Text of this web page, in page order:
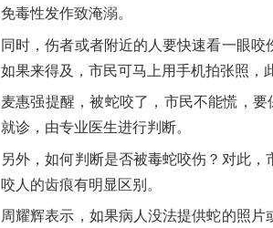
免毒性发作致淹溺。
同时，伤者或者附近的人要快速看一眼
如果来得及，市民可马上用手机拍张照
麦惠强提醒，被蛇咬了，市民不能慌，
就诊，由专业医生进行判断。
另外，如何判断是否被毒蛇咬伤？对此
咬人的齿痕有明显区别。
周耀辉表示，如果病人没法提供蛇的照